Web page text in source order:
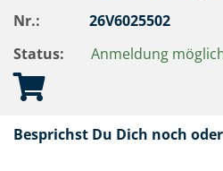
Nr.:
26V6025502
Status:
Anmeldung
Besprichst Du Dich noch